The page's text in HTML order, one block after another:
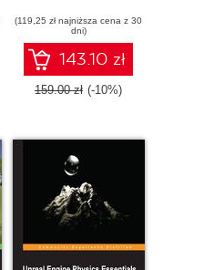
secrets of Unreal
Engine and create
seven fully
functional games
with the help of
(119,25 zł najniższa cena z 30
dni)
143.10 zł
159.00 zł (-10%)